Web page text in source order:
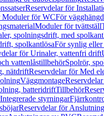
Reservdelar för
Moduler för WCFör
Moduler för tvättställ
spolningsdrift, med spolkant
spolkantlösaFör synlig
för Urinaler, vattenfri drift
vattenlåstillbehörSpolrör,
nätdriftReservdelar för Med
Väggmontage
batteridriftTillbehör
Integrerade styrningar
Reservdelar för